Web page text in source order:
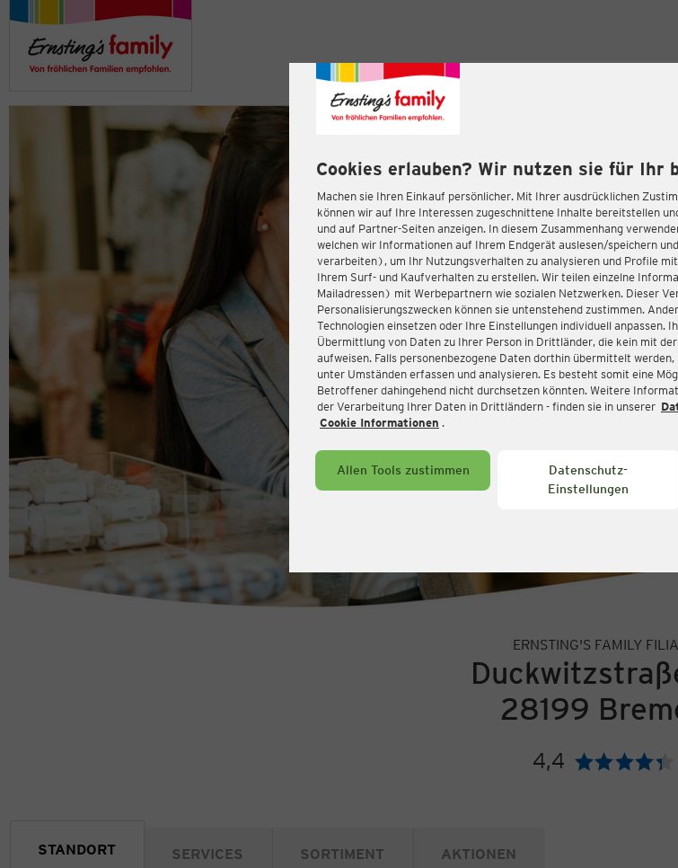
Cookies erlauben? Wir nutzen sie für Ihr
Machen sie Ihren Einkauf persönlicher. Mit Ihrer ausdrücklichen
können wir auf Ihre Interessen zugeschnittene Inhalte bereitstellen
und auf Partner-Seiten anzeigen. In diesem Zusammenhang
welchen wir Informationen auf Ihrem Endgerät auslesen/speichern
verarbeiten), um Ihr Nutzungsverhalten zu analysieren und Profile
Ihrem Surf- und Kaufverhalten zu erstellen. Wir teilen einzelne
Mailadressen) mit Werbepartnern wie sozialen Netzwerken. Dieser
Personalisierungszwecken können sie untenstehend zustimmen.
Technologien einsetzen oder Ihre Einstellungen individuell anpassen.
Übermittlung von Daten zu Ihrer Person in Drittländer, die kein mit
aufweisen. Falls personenbezogene Daten dorthin übermittelt
unter Umständen erfassen und analysieren. Es besteht somit eine
Betroffener dahingehend nicht durchsetzen könnten. Weitere
der Verarbeitung Ihrer Daten in Drittländern - finden sie in unserer
Cookie Informationen .
Allen Tools zustimmen
Datenschutz-
Einstellungen
ERNSTING'S FAMILY
28199
4,4 Bewertung:
STANDORT SERVICES SORTIMENT AKTIONEN